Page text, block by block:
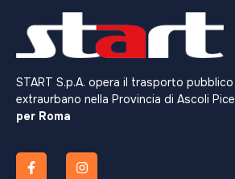
START S.p.A. opera il trasporto
extraurbano nella Provincia di Ascoli
per Roma